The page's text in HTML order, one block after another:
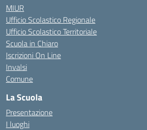
MIUR
Ufficio Scolastico Regionale
Ufficio Scolastico Territoriale
Scuola in Chiaro
Iscrizioni On Line
Invalsi
Comune
La Scuola
Presentazione
I luoghi